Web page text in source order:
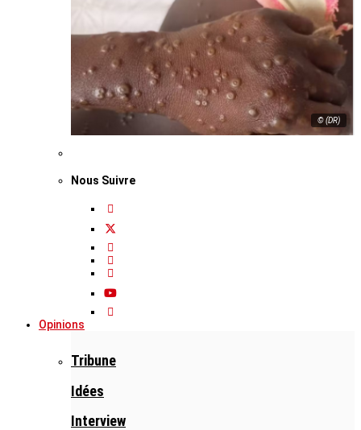
© (DR)
Nous Suivre
Opinions
Tribune
Idées
Interview